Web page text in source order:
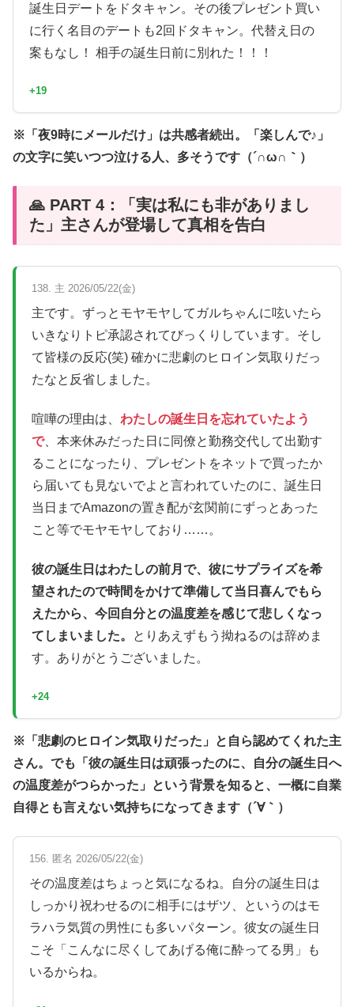
誕生日デートをドタキャン。その後プレゼント買い
に行く名目のデートも2回ドタキャン。代替え日の
案もなし！ 相手の誕生日前に別れた！！！
+19
※「夜9時にメールだけ」は共感者続出。「楽しんで♪」
の文字に笑いつつ泣ける人、多そうです（´∩ω∩｀）
🙏 PART 4：「実は私にも非がありまし
た」主さんが登場して真相を告白
138. 主 2026/05/22(金)
主です。ずっとモヤモヤしてガルちゃんに呟いたら
いきなりトピ承認されてびっくりしています。そし
て皆様の反応(笑) 確かに悲劇のヒロイン気取りだっ
たなと反省しました。
喧嘩の理由は、 わたしの誕生日を忘れていたよう
で、本来休みだった日に同僚と勤務交代して出勤す
ることになったり、プレゼントをネットで買ったか
ら届いても見ないでよと言われていたのに、誕生日
当日までAmazonの置き配が玄関前にずっとあった
こと等でモヤモヤしており……。
彼の誕生日はわたしの前月で、彼にサプライズを希
望されたので時間をかけて準備して当日喜んでもら
えたから、今回自分との温度差を感じて悲しくなっ
てしまいました。
とりあえずもう拗ねるのは辞めま
す。ありがとうございました。
+24
※「悲劇のヒロイン気取りだった」と自ら認めてくれた主
さん。でも「彼の誕生日は頑張ったのに、自分の誕生日へ
の温度差がつらかった」という背景を知ると、一概に自業
自得とも言えない気持ちになってきます（´∀｀）
156. 匿名 2026/05/22(金)
その温度差はちょっと気になるね。自分の誕生日は
しっかり祝わせるのに相手にはザツ、というのはモ
ラハラ気質の男性にも多いパターン。彼女の誕生日
こそ「こんなに尽くしてあげる俺に酔ってる男」も
いるからね。